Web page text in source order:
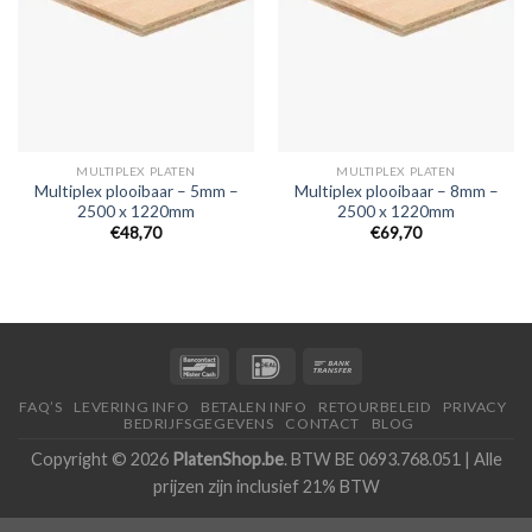
MULTIPLEX PLATEN
Multiplex plooibaar – 5mm –
2500 x 1220mm
€48,70
MULTIPLEX PLATEN
Multiplex plooibaar – 8mm –
2500 x 1220mm
€69,70
FAQ’S LEVERING INFO BETALEN INFO RETOURBELEID
PRIVACY
BEDRIJFSGEGEVENS
CONTACT BLOG
Copyright © 2026 PlatenShop.be. BTW BE 0693.768.051 | Alle
prijzen zijn inclusief 21% BTW